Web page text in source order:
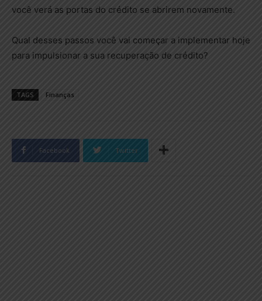
você verá as portas do crédito se abrirem novamente.
Qual desses passos você vai começar a implementar hoje
para impulsionar a sua recuperação de crédito?
TAGS Finanças
Facebook Twitter